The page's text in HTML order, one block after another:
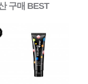
구매 BEST